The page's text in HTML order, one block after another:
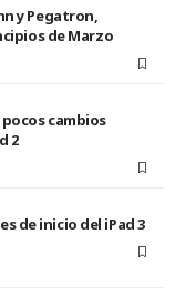
y Pegatron,
de Marzo
pocos cambios
2
de inicio del iPad 3